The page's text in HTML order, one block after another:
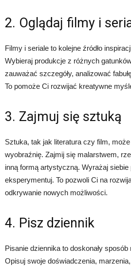
2. Oglądaj filmy i
Filmy i seriale to kolejne źródło
Wybieraj produkcje z różnych
zauważać szczegóły, analizować
To pomoże Ci rozwijać kreatywne
3. Zajmuj się sztuką
Sztuka, tak jak literatura czy film,
wyobraźnię. Zajmij się malarstwem,
inną formą artystyczną. Wyrażaj
eksperymentuj. To pozwoli Ci na
odkrywanie nowych możliwości.
4. Pisz dziennik
Pisanie dziennika to doskonały
Opisuj swoje doświadczenia,